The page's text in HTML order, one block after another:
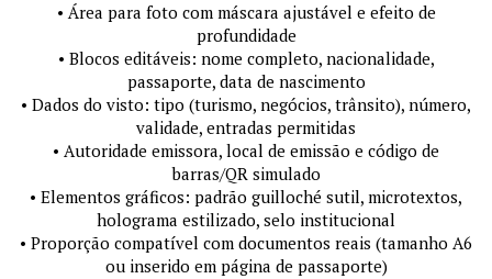
• Área para foto com máscara ajustável e efeito de
profundidade
• Blocos editáveis: nome completo, nacionalidade,
passaporte, data de nascimento
• Dados do visto: tipo (turismo, negócios, trânsito), número,
validade, entradas permitidas
• Autoridade emissora, local de emissão e código de
barras/QR simulado
• Elementos gráficos: padrão guilloché sutil, microtextos,
holograma estilizado, selo institucional
• Proporção compatível com documentos reais (tamanho A6
ou inserido em página de passaporte)